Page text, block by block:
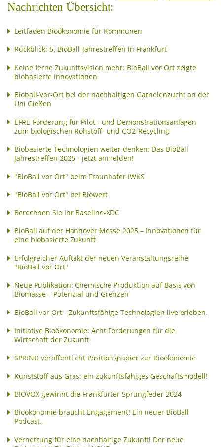
Nachrichten Übersicht:
Leitfaden Bioökonomie für Kommunen
Rückblick: 6. BioBall-Jahrestreffen in Frankfurt
Keine ferne Zukunftsvision mehr: BioBall vor Ort zeigte
biobasierte Innovationen
Bioball-Vor-Ort bei der nachhaltigen Garnelenzucht an der
Uni Gießen
EFRE-Förderung für Pilot - und Demonstrationsanlagen
zum biologischen Rohstoff- und CO2-Recycling
Biobasierte Technologien weiter denken: Das BioBall
Jahrestreffen 2025 - jetzt anmelden!
"BioBall vor Ort" beim Fraunhofer IWKS
"BioBall vor Ort" bei Biowert
Berechnen Sie Ihr Baseline-XDC
BioBall auf der Hannover Messe 2025 – Innovationen für
eine biobasierte Zukunft
Erfolgreicher Auftakt der neuen Veranstaltungsreihe
"BioBall vor Ort"
Neue Publikation: Chemische Produktion auf Basis von
Biomasse – Potenzial und Grenzen
BioBall vor Ort - Zukunftsfähige Technologien live erleben.
Initiative Bioökonomie: Acht Forderungen für die
Wirtschaft der Zukunft
SPRIND veröffentlicht Positionspapier zur Bioökonomie
Kunststoff aus Gras: ein zukunftsfähiges Geschäftsmodell!
BIOVOX gewinnt die Frankfurter Sprungfeder 2024
Bioökonomie braucht Engagement! Ein neuer BioBall
Podcast.
Vernetzung für eine nachhaltige Zukunft! Der neue